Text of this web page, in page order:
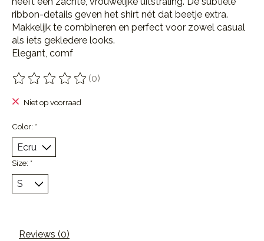
ribbon-details geven het shirt nét dat beetje extra.
Makkelijk te combineren en perfect voor zowel casual
als iets gekledere looks.
Elegant, comf
De beoordeling van dit product is
(0)
Niet op voorraad
Color: *
Size: *
Reviews (0)